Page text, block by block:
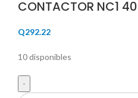
CONTACTOR NC1
Q292.22
10 disponibles